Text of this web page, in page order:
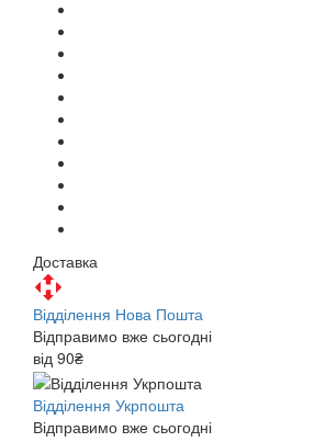
Доставка
Відділення Нова Пошта
Відправимо вже сьогодні
від 90₴
Відділення Укрпошта
Відправимо вже сьогодні